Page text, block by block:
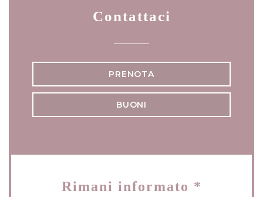
Contattaci
PRENOTA
BUONI
Rimani informato *